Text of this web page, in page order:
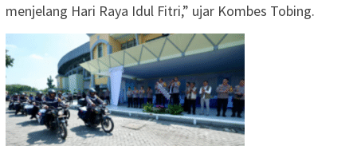
menjelang Hari Raya Idul Fitri,” ujar Kombes Tobing.